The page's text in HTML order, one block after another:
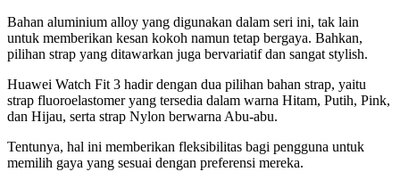
Bahan aluminium alloy yang digunakan dalam seri ini, tak lain
untuk memberikan kesan kokoh namun tetap bergaya. Bahkan,
pilihan strap yang ditawarkan juga bervariatif dan sangat stylish.
Huawei Watch Fit 3 hadir dengan dua pilihan bahan strap, yaitu
strap fluoroelastomer yang tersedia dalam warna Hitam, Putih, Pink,
dan Hijau, serta strap Nylon berwarna Abu-abu.
Tentunya, hal ini memberikan fleksibilitas bagi pengguna untuk
memilih gaya yang sesuai dengan preferensi mereka.